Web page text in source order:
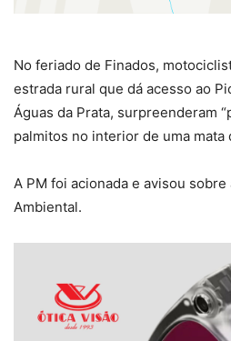
No feriado de Finados,
estrada rural que dá acesso ao
Águas da Prata, surpreenderam
palmitos no interior de uma mata
A PM foi acionada e avisou
Ambiental.